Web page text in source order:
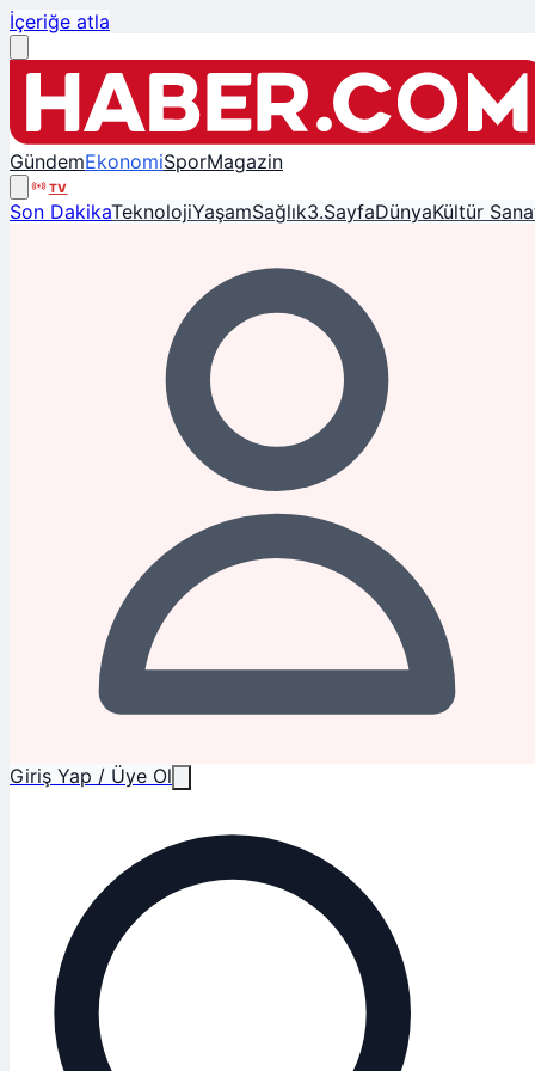
İçeriğe atla
GündemEkonomiSporMagazin
TV
Son DakikaTeknolojiYaşamSağlık3.SayfaDünyaKültür
Giriş Yap / Üye Ol